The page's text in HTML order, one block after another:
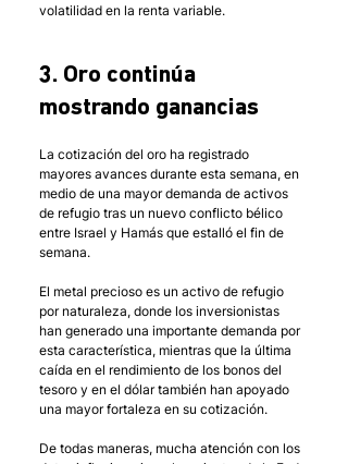
volatilidad en la renta variable.
3. Oro continúa
mostrando ganancias
La cotización del oro ha registrado
mayores avances durante esta semana, en
medio de una mayor demanda de activos
de refugio tras un nuevo conflicto bélico
entre Israel y Hamás que estalló el fin de
semana.
El metal precioso es un activo de refugio
por naturaleza, donde los inversionistas
han generado una importante demanda por
esta característica, mientras que la última
caída en el rendimiento de los bonos del
tesoro y en el dólar también han apoyado
una mayor fortaleza en su cotización.
De todas maneras, mucha atención con los